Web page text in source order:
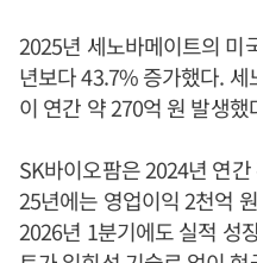
2025년 세노바메이트의 미
년보다 43.7% 증가했다.
이 연간 약 270억 원 발생했
SK바이오팜은 2024년 연
25년에는 영업이익 2천억
2026년 1분기에도 실적 성